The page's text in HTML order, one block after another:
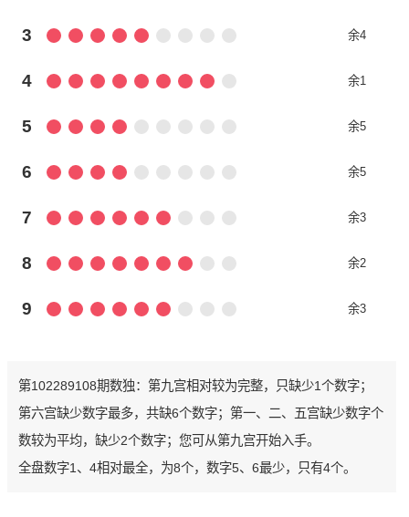
3 余4
4 余1
5 余5
6 余5
7 余3
8 余2
9 余3
第102289108期数独：第九宫相对较为完整，只缺少1个数字；
第六宫缺少数字最多，共缺6个数字；第一、二、五宫缺少数字个
数较为平均，缺少2个数字；您可从第九宫开始入手。
全盘数字1、4相对最全，为8个，数字5、6最少，只有4个。